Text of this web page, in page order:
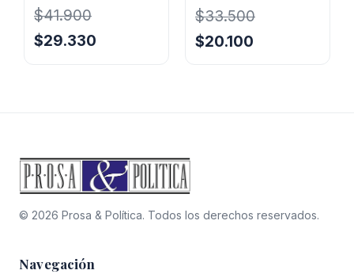
$41.900
El
$29.330
$33.500
El
$20.100
© 2026 Prosa & Política. Todos los derechos reservados.
Navegación